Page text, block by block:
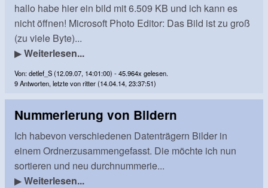
hallo habe hier ein bild mit 6.509 KB und ich kann es
nicht öffnen! Microsoft Photo Editor: Das Bild ist zu groß
(zu viele Byte)...
▶Weiterlesen...
Von: detlef_S (12.09.07, 14:01:00) - 45.964x gelesen.
9 Antworten, letzte von ritter (14.04.14, 23:37:51)
Nummerierung von Bildern
Ich habevon verschiedenen Datenträgern Bilder in
einem Ordnerzusammengefasst. Die möchte ich nun
sortieren und neu durchnummerie...
▶Weiterlesen...